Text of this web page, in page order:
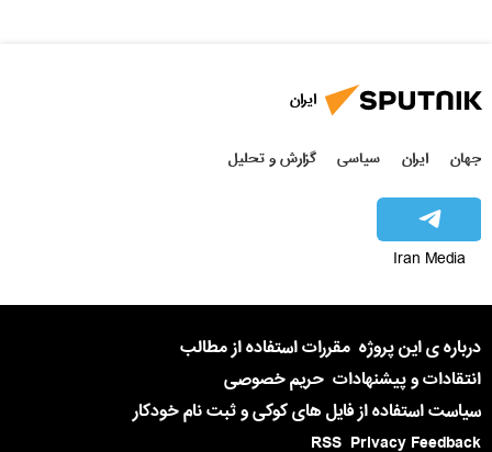
ایران
جهان ایران سیاسی گزارش و تحلیل
Iran Media
درباره ی این پروژه مقررات استفاده از مطالب
انتقادات و پیشنهادات حریم خصوصی
سیاست استفاده از فایل های کوکی و ثبت نام خودکار
Privacy Feedback
RSS